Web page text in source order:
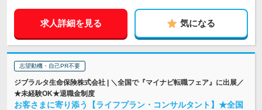
求人詳細を見る 気になる
志望動機・自己PR不要
ジブラルタ生命保険株式会社 | ＼全国で『マイナビ転職フェア』に出展／
★未経験OK★退職金制度
お客さまに寄り添う【ライフプラン・コンサルタント】★全国